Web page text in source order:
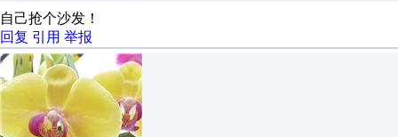
自己抢个沙发！
回复 引用 举报